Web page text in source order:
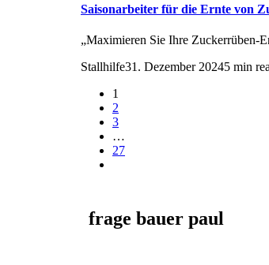
Saisonarbeiter für die Ernte von
„Maximieren Sie Ihre Zuckerrüben-
Stallhilfe31. Dezember 20245 min
1
2
3
…
27
frage bauer paul